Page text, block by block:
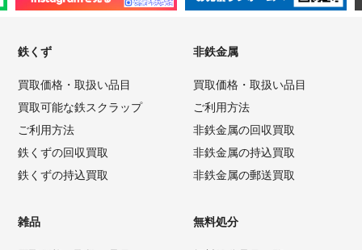
鉄くず
買取価格・取扱い品目
買取可能な鉄スクラップ
ご利用方法
鉄くずの回収買取
鉄くずの持込買取
非鉄金属
買取価格・取扱い品目
ご利用方法
非鉄金属の回収買取
非鉄金属の持込買取
非鉄金属の郵送買取
雑品 無料処分